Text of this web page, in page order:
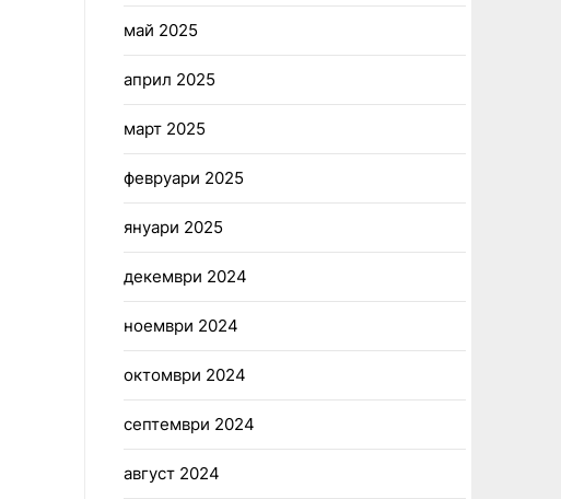
май 2025
април 2025
март 2025
февруари 2025
януари 2025
декември 2024
ноември 2024
октомври 2024
септември 2024
август 2024